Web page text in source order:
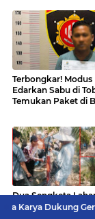
Terbongkar! Modus
Edarkan Sabu di
Temukan Paket di
Dua Sengketa
Hilir Labuhanbatu
Gerakan